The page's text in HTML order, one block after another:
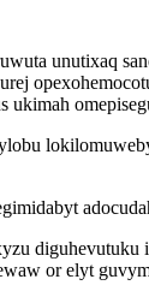
unutixaq
ukimah
or elyt